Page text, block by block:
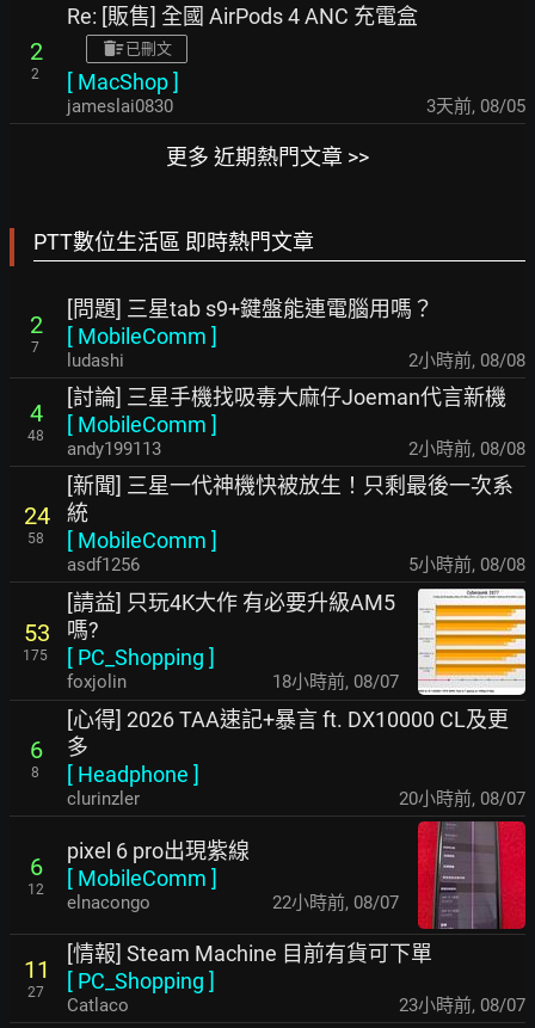
2
2
Re: [販售] 全國 AirPods 4 ANC 充電盒
已刪文
[ MacShop]
jameslai0830 3天前, 08/05
更多 近期熱門文章 >>
PTT數位生活區 即時熱門文章
2
7
[問題] 三星tab s9+鍵盤能連電腦用嗎？
[ MobileComm ]
ludashi 2小時前, 08/08
4
48
[討論] 三星手機找吸毒大麻仔Joeman代言新機
[ MobileComm ]
andy199113 2小時前, 08/08
24
58
[新聞] 三星一代神機快被放生！只剩最後一次系
統
[ MobileComm ]
asdf1256 5小時前, 08/08
53
175
[請益] 只玩4K大作 有必要升級AM5
嗎?
[ PC_Shopping ]
foxjolin 18小時前, 08/07
6
8
[心得] 2026 TAA速記+暴言 ft. DX10000 CL及更
多
[ Headphone ]
clurinzler 20小時前, 08/07
6
12
pixel 6 pro出現紫線
[ MobileComm ]
elnacongo 22小時前, 08/07
11
27
[情報] Steam Machine 目前有貨可下單
[ PC_Shopping ]
Catlaco 23小時前, 08/07